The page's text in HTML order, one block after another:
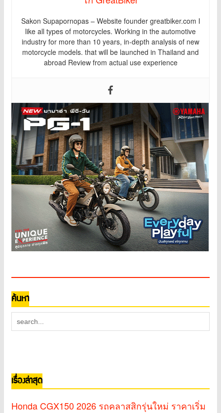
Sakon Supapornopas – Website founder greatbiker.com I
like all types of motorcycles. Working in the automotive
industry for more than 10 years, in-depth analysis of new
motorcycle models. that will be launched in Thailand and
abroad Review from actual use experience
ค้นหา
เรื่องล่าสุด
Honda CGX150 2026 รถคลาสสิกรุ่นใหม่ ราคาเริ่ม